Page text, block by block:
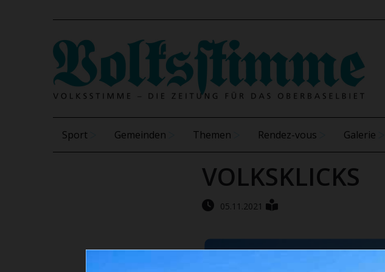
Sport Gemeinden Themen Rendez-vous Galerie
VOLKSKLICKS
05.11.2021